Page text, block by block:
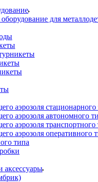
для
аэрозоля стационарного
аэрозоля автономного
аэрозоля транспортного
аэрозоля оперативного
типа
аксессуары